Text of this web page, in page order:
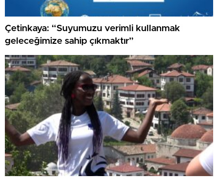
Çetinkaya: “Suyumuzu verimli kullanmak
geleceğimize sahip çıkmaktır”